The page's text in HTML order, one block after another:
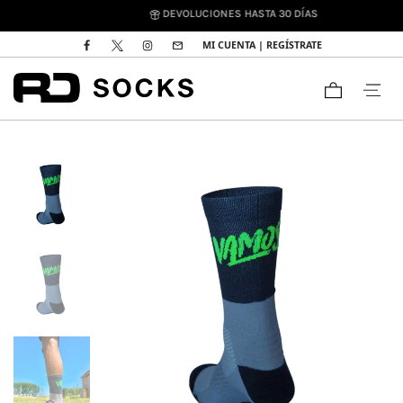
DEVOLUCIONES HASTA 30 DÍAS
MI CUENTA | REGÍSTRATE